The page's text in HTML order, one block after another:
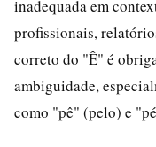
inadequada em
profissionais,
correto do "Ê" é
ambiguidade,
como "pê" (pelo) e